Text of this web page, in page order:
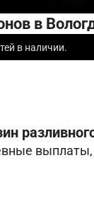
в
в наличии.
выплаты,